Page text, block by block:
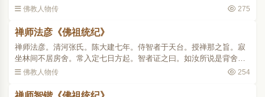
昧者颇盛。殿堂展辟制度严整。唯香台未架。当香炉峰多柽柏木师欲
佛教人物传 275
禅师法彦《佛祖统纪》
禅师法彦。清河张氏。陈大建七年。侍智者于天台。授禅那之旨。寂
坐林间不居房舍。常入定七日方起。智者证之曰。如汝所说是背舍观
中第二观相。山神数娆试之。恬不为动专修禅法。三十余年常坐不
佛教人物传 254